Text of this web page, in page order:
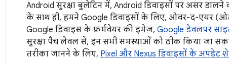
Android सुरक्षा बुलेटिन में, Android डिवाइसों पर असर
के साथ ही, हमने Google डिवाइसों के लिए, ओवर-द-एयर
Google डिवाइस के फ़र्मवेयर की इमेज, Google डेवलपर
सुरक्षा पैच लेवल से, इन सभी समस्याओं को ठीक किया जा
तरीका जानने के लिए, Pixel और Nexus डिवाइसों के अपडेट